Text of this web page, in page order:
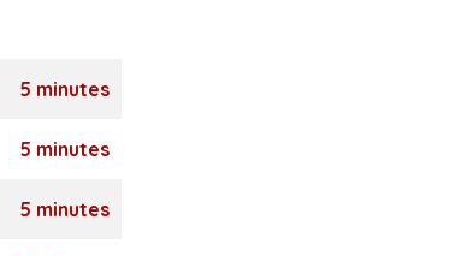
5 minutes
5 minutes
5 minutes